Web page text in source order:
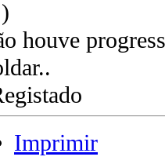
houve
Imprimir